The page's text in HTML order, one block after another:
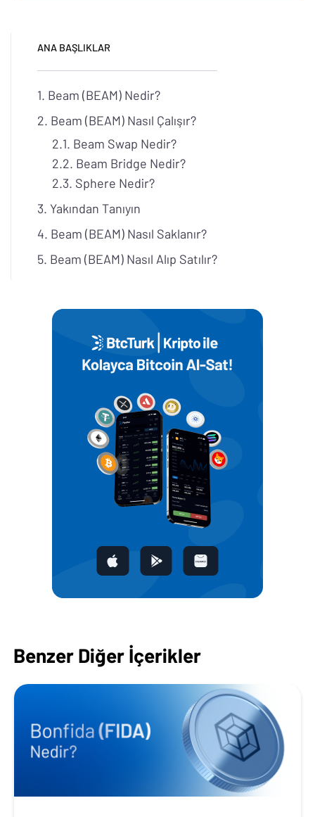
ANA BAŞLIKLAR
Beam (BEAM) Nedir?
Beam (BEAM) Nasıl Çalışır?
Beam Swap Nedir?
Beam Bridge Nedir?
Sphere Nedir?
Yakından Tanıyın
Beam (BEAM) Nasıl Saklanır?
Beam (BEAM) Nasıl Alıp Satılır?
Benzer Diğer İçerikler